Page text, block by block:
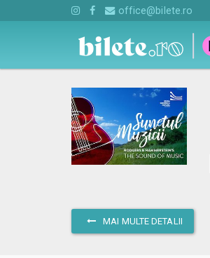
office@bilete.ro
MAI MULTE DETALII